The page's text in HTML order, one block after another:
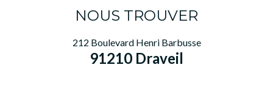
NOUS TROUVER
212 Boulevard Henri Barbusse
91210 Draveil